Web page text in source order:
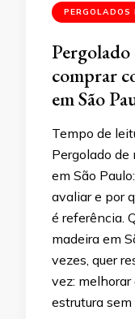
PERGOLADOS
comprar
em São
Tempo de
Pergolado de
em São
avaliar e por
é referência.
madeira em
vezes, quer
vez:
estrutura sem